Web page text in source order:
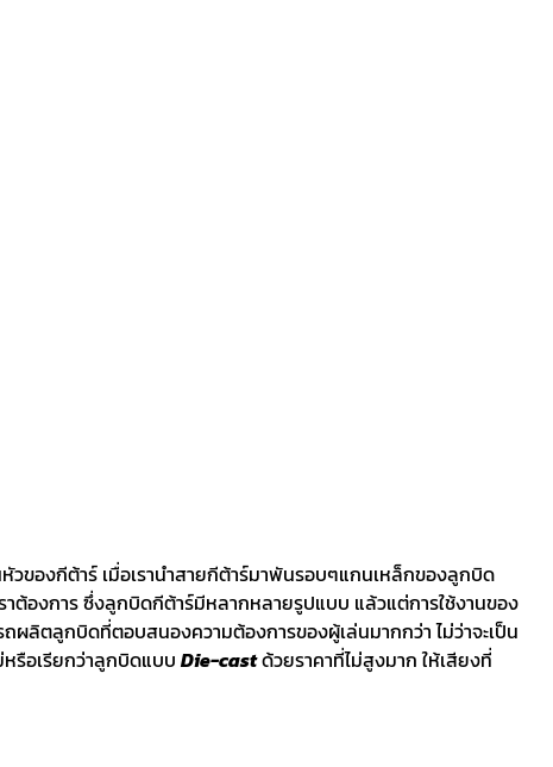
ของกีต้าร์ เมื่อเรานำสายกีต้าร์มาพันรอบๆแกนเหล็กของลูกบิด
าต้องการ ซึ่งลูกบิดกีต้าร์มีหลากหลายรูปแบบ แล้วแต่การใช้งานของ
ผลิตลูกบิดที่ตอบสนองความต้องการของผู้เล่นมากกว่า ไม่ว่าจะเป็น
รือเรียกว่าลูกบิดแบบ Die-castด้วยราคาที่ไม่สูงมาก ให้เสียงที่